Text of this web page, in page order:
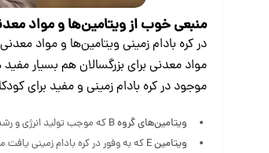
منبعی خوب از ویتامین‌ها و مواد
در کره بادام زمینی ویتامین‌ها و مواد
مواد معدنی برای بزرگسالان هم بسیار
موجود در کره بادام‌ زمینی و مفید برای
ویتامین‌های گروهB که موجب تولید انرژی و
ویتامینE که به وفور در کره بادام ‌زمینی